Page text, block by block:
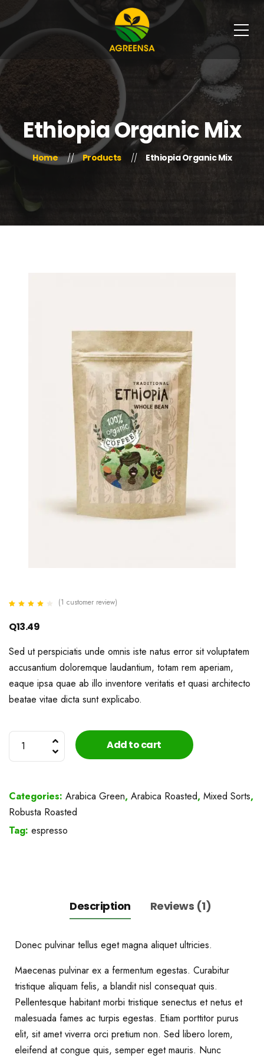
Ethiopia Organic Mix
Home Products Ethiopia Organic Mix
out of 5
based on
(1 customer review)
Q13.49
Sed ut perspiciatis unde omnis iste natus error sit voluptatem
accusantium doloremque laudantium, totam rem aperiam,
eaque ipsa quae ab illo inventore veritatis et quasi architecto
beatae vitae dicta sunt explicabo.
Add to cart
Categories: Arabica Green, Arabica Roasted, Mixed Sorts,
Robusta Roasted
Tag: espresso
Description Reviews (1)
Donec pulvinar tellus eget magna aliquet ultricies.
Maecenas pulvinar ex a fermentum egestas. Curabitur
tristique aliquam felis, a blandit nisl consequat quis.
Pellentesque habitant morbi tristique senectus et netus et
malesuada fames ac turpis egestas. Etiam porttitor purus
elit, sit amet viverra orci pretium non. Sed libero lorem,
eleifend at congue quis, semper eget mauris. Nunc